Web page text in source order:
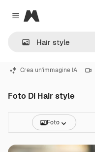
Close menu
Magnific
Crea un'immagine IA
Foto Di Hair style
Foto